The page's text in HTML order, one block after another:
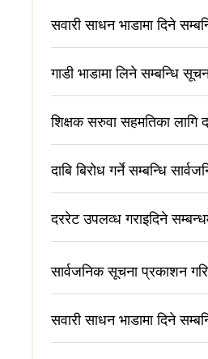
सवारी साधन भाडामा दिने
गाडी भाडामा लिने सम्बन्धि
शिक्षक सरुवा सहमतिका लागि
दाबि बिरोध गर्ने सम्बन्धि
दररेट उपलव्ध गराइदिने
सार्वजनिक सूचना प्रकाशन
सवारी साधन भाडामा दिने